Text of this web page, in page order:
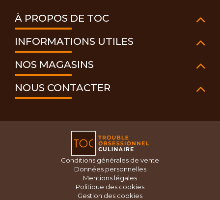
À PROPOS DE TOC
INFORMATIONS UTILES
NOS MAGASINS
NOUS CONTACTER
Conditions générales de vente
Données personnelles
Mentions légales
Politique des cookies
Gestion des cookies